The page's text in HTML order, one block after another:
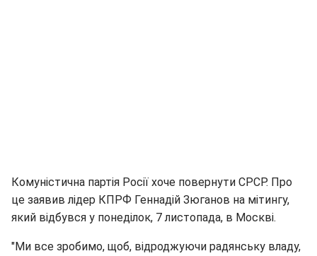
Комуністична партія Росії хоче повернути СРСР. Про
це заявив лідер КПРФ Геннадій Зюганов на мітингу,
який відбувся у понеділок, 7 листопада, в Москві.
"Ми все зробимо, щоб, відроджуючи радянську владу,